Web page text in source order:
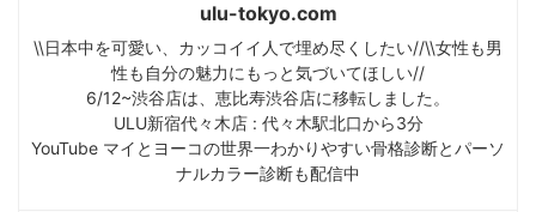
ulu-tokyo.com
\\日本中を可愛い、カッコイイ人で埋め尽くしたい//\\女性も男
性も自分の魅力にもっと気づいてほしい//
6/12~渋谷店は、恵比寿渋谷店に移転しました。
ULU新宿代々木店 : 代々木駅北口から3分
YouTube マイとヨーコの世界一わかりやすい骨格診断とパーソ
ナルカラー診断も配信中